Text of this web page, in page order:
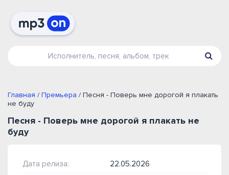
Главная / Премьера / Песня - Поверь мне дорогой я плакать
не буду
Песня - Поверь мне дорогой я плакать не
буду
Дата релиза: 22.05.2026